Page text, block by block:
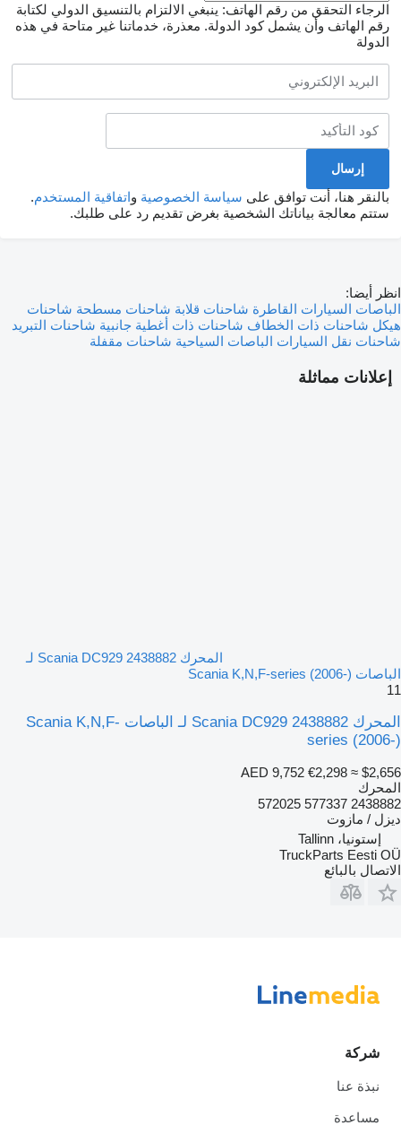
الرجاء التحقق من رقم الهاتف: ينبغي الالتزام بالتنسيق الدولي لكتابة
رقم الهاتف وأن يشمل كود الدولة. معذرة، خدماتنا غير متاحة في هذه
الدولة
بالنقر هنا، أنت توافق على سياسة الخصوصية واتفاقية المستخدم.
ستتم معالجة بياناتك الشخصية بغرض تقديم رد على طلبك.
إعلانات مماثلة
المحرك Scania DC929 2438882 لـ
الباصات Scania K,N,F-series (2006-)
11
المحرك Scania DC929 2438882 لـ الباصات Scania K,N,F-
series (2006-)
AED 9,752 €2,298 ≈ $2,656
المحرك
2438882 577337 572025
ديزل / مازوت
إستونيا، Tallinn
TruckParts Eesti OÜ
الاتصال بالبائع
انظر أيضا:
الباصات السيارات القاطرة شاحنات قلابة شاحنات مسطحة شاحنات
هيكل شاحنات ذات الخطاف شاحنات ذات أغطية جانبية شاحنات التبريد
شاحنات نقل السيارات الباصات السياحية شاحنات مقفلة
شركة
نبذة عنا
مساعدة